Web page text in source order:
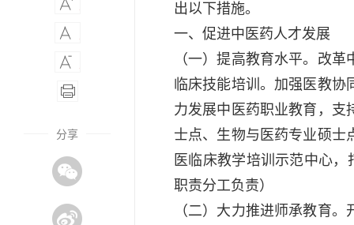
分享
出以下措施。
一、促进中医药人才发展
（一）提高教育水平。 改革
临床技能培训。加强医教协
力发展中医药职业教育，支
士点、生物与医药专业硕士
医临床教学培训示范中心
职责分工负责）
（二）大力推进师承教育。